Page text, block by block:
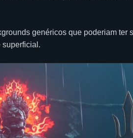
genéricos que poderiam ter
superficial.